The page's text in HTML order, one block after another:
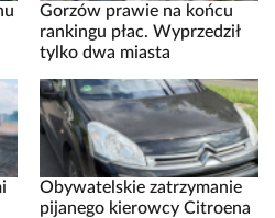
Gorzów prawie na końcu
rankingu płac. Wyprzedził
tylko dwa miasta
Obywatelskie zatrzymanie
pijanego kierowcy Citroena